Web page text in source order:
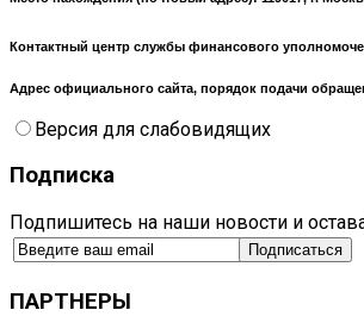
Контактный центр службы финансового
Адрес официального сайта, порядок подачи
Версия для слабовидящих
Подписка
Подпишитесь на наши новости и
ПАРТНЕРЫ